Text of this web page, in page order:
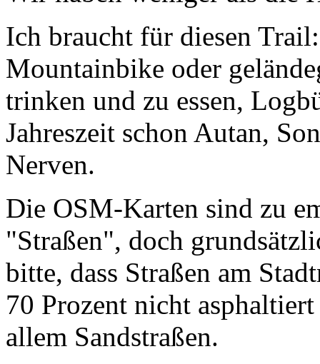
Ich braucht für diesen
Mountainbike oder
trinken und zu essen,
Jahreszeit schon Autan,
Nerven.
Die OSM-Karten sind zu
"Straßen", doch
bitte, dass Straßen am
70 Prozent nicht
allem Sandstraßen.